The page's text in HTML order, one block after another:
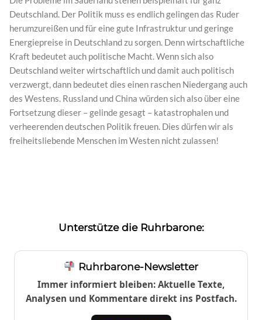
Deutschland. Der Politik muss es endlich gelingen das Ruder
herumzureißen und für eine gute Infrastruktur und geringe
Energiepreise in Deutschland zu sorgen. Denn wirtschaftliche
Kraft bedeutet auch politische Macht. Wenn sich also
Deutschland weiter wirtschaftlich und damit auch politisch
verzwergt, dann bedeutet dies einen raschen Niedergang auch
des Westens. Russland und China würden sich also über eine
Fortsetzung dieser – gelinde gesagt – katastrophalen und
verheerenden deutschen Politik freuen. Dies dürfen wir als
freiheitsliebende Menschen im Westen nicht zulassen!
Unterstütze die Ruhrbarone:
Ruhrbarone-Newsletter
Immer informiert bleiben: Aktuelle Texte,
Analysen und Kommentare direkt ins Postfach.